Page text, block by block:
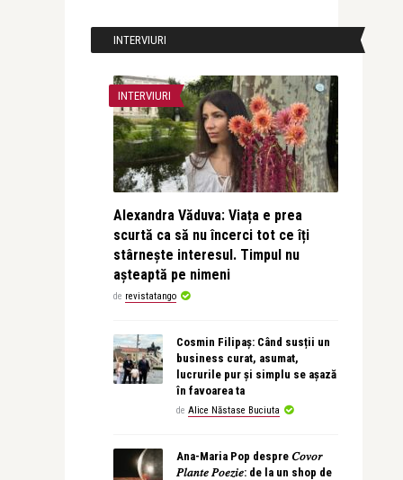
INTERVIURI
INTERVIURI
Alexandra Văduva: Viața e prea
scurtă ca să nu încerci tot ce îți
stârnește interesul. Timpul nu
așteaptă pe nimeni
de revistatango
Cosmin Filipaș: Când susții un
business curat, asumat,
lucrurile pur și simplu se așază
în favoarea ta
de Alice Năstase Buciuta
Ana-Maria Pop despre 𝐶𝑜𝑣𝑜𝑟
𝑃𝑙𝑎𝑛𝑡𝑒 𝑃𝑜𝑒𝑧𝑖𝑒: de la un shop de